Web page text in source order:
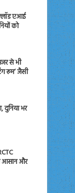
एआई
को
से भी
रूम’ जैसी
भर
आसान और